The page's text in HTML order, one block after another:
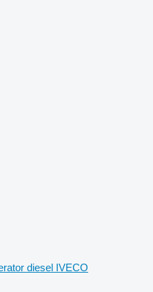
diesel IVECO